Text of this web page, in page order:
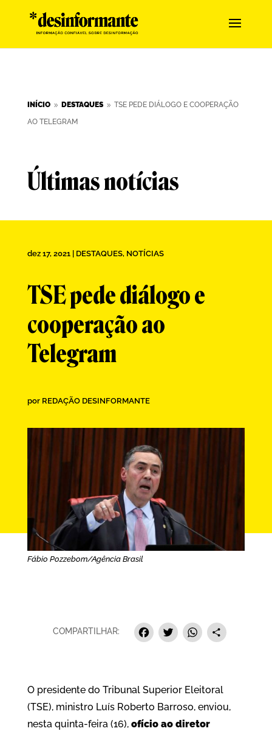
INÍCIO 9 DESTAQUES 9 TSE PEDE DIÁLOGO E COOPERAÇÃO
AO TELEGRAM
Últimas notícias
dez 17, 2021| DESTAQUES, NOTÍCIAS
TSE pede diálogo e
cooperação ao
Telegram
por REDAÇÃO DESINFORMANTE
Fábio Pozzebom/Agência Brasil
COMPARTILHAR: Facebook
Twitter
O presidente do Tribunal Superior Eleitoral
(TSE), ministro Luís Roberto Barroso, enviou,
nesta quinta-feira (16), ofício ao diretor